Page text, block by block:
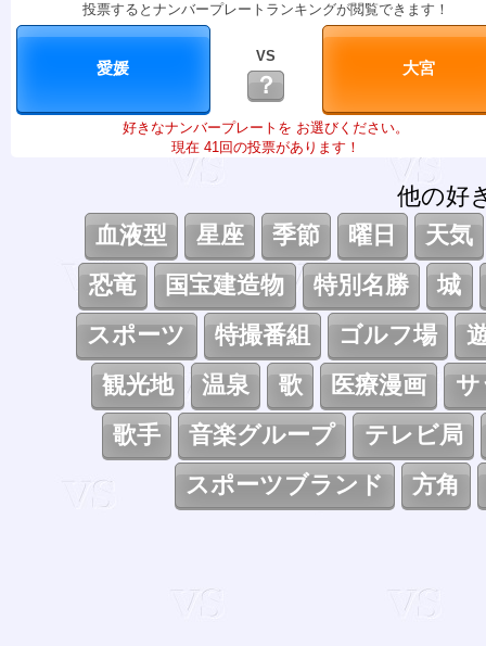
投票するとナンバープレートランキングが閲覧できます！
VS
？
好きなナンバープレートを お選びください。
現在 41回の投票があります！
他の好
血液型
星座 季節 曜日
天気
恐竜
国宝建造物 特別名勝
城
スポーツ
特撮番組 ゴルフ場
観光地
温泉 歌 医療漫画
サ
歌手
音楽グループ
テレビ局
スポーツブランド
方角